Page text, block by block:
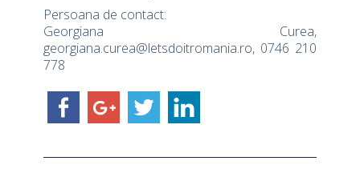
Persoana de contact:
Georgiana Curea,
georgiana.curea@letsdoitromania.ro, 0746 210
778